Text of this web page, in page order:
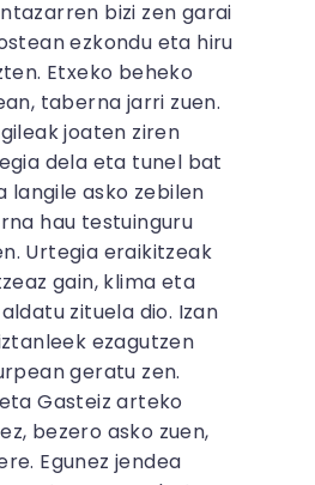
bizi zen garai
ezkondu eta hiru
Etxeko beheko
taberna jarri zuen.
joaten ziren
dela eta tunel bat
langile asko zebilen
hau testuinguru
Urtegia eraikitzeak
gain, klima eta
zituela dio. Izan
ezagutzen
geratu zen.
Gasteiz arteko
bezero asko zuen,
Egunez jendea